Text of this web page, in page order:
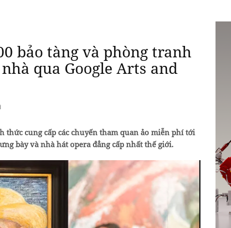
bảo tàng và phòng tranh
qua Google Arts and
thức cung cấp các chuyến tham quan ảo miễn phí tới
bày và nhà hát opera đẳng cấp nhất thế giới.